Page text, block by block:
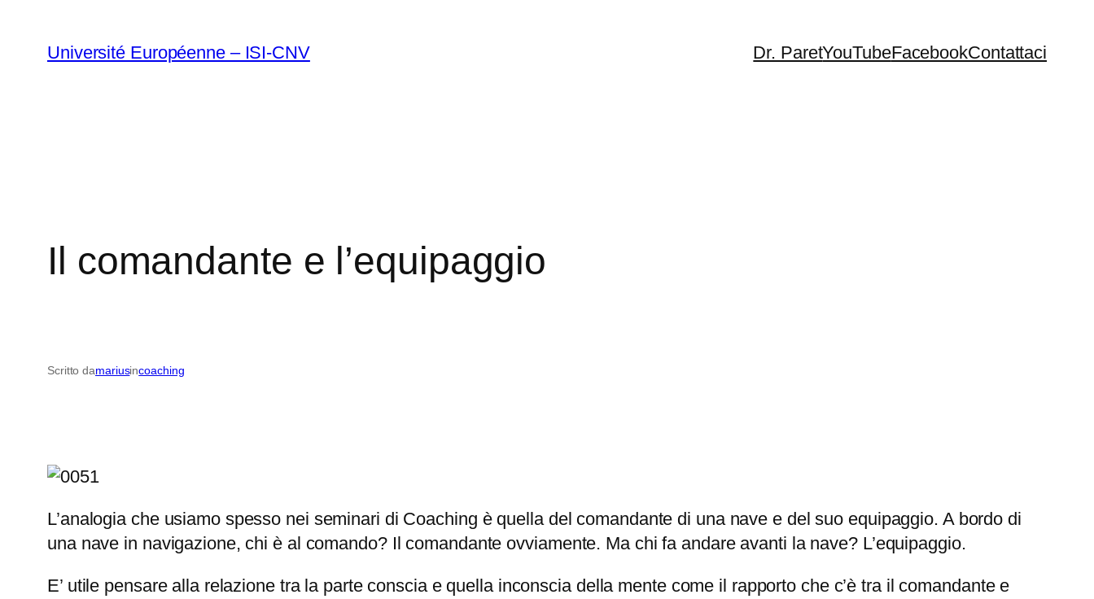
contenuto
Université Européenne – ISI-CNV Dr. ParetYouTubeFacebookContattaci
Il comandante e l’equipaggio
Scritto damariusincoaching
L’analogia che usiamo spesso nei seminari di Coaching è quella del comandante di una nave e del suo equipaggio. A bordo di
una nave in navigazione, chi è al comando? Il comandante ovviamente. Ma chi fa andare avanti la nave? L’equipaggio.
E’ utile pensare alla relazione tra la parte conscia e quella inconscia della mente come il rapporto che c’è tra il comandante e